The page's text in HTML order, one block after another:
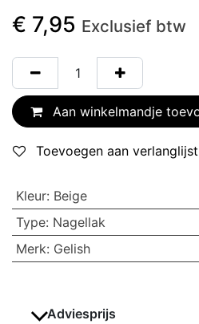
Adviesprijs
€ 7,95 Exclusief btw
Aan winkelmandje
Toevoegen aan verlanglijst
Kleur: Beige
Type: Nagellak
Merk: Gelish